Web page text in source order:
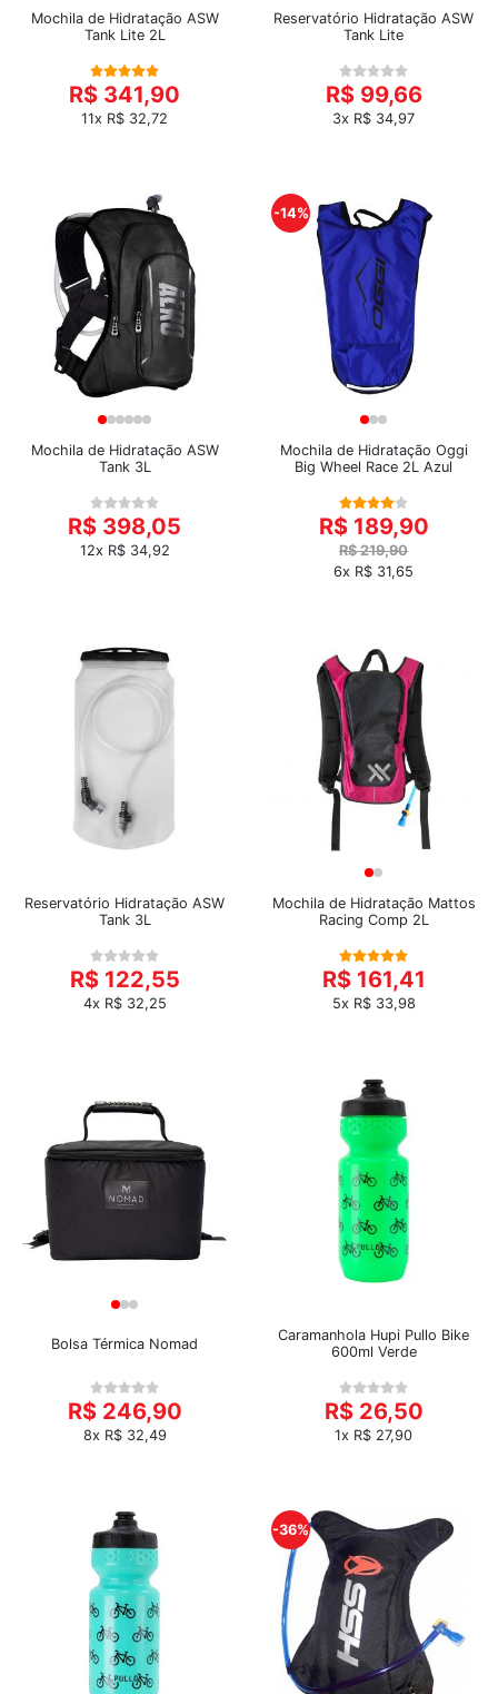
Mochila de Hidratação ASW
Tank Lite 2L
R$ 341,90
11x R$ 32,72
Reservatório Hidratação ASW
Tank Lite
R$ 99,66
3x R$ 34,97
Mochila de Hidratação ASW
Tank 3L
R$ 398,05
12x R$ 34,92
-14%
Mochila de Hidratação Oggi
Big Wheel Race 2L Azul
R$ 189,90
R$ 219,90
6x R$ 31,65
Reservatório Hidratação ASW
Tank 3L
R$ 122,55
4x R$ 32,25
Mochila de Hidratação Mattos
Racing Comp 2L
R$ 161,41
5x R$ 33,98
Bolsa Térmica Nomad
R$ 246,90
8x R$ 32,49
Caramanhola Hupi Pullo Bike
600ml Verde
R$ 26,50
1x R$ 27,90
-36%